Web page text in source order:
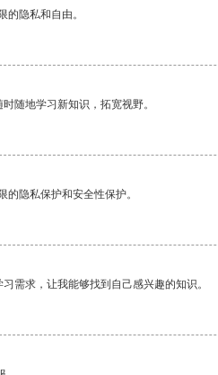
隐私和自由。
随地学习新知识，拓宽视野。
隐私保护和安全性保护。
需求，让我能够找到自己感兴趣的知识。